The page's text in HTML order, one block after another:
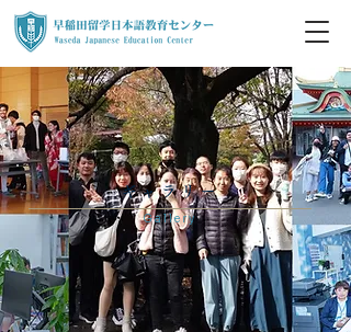
ギャラリー
Gallery